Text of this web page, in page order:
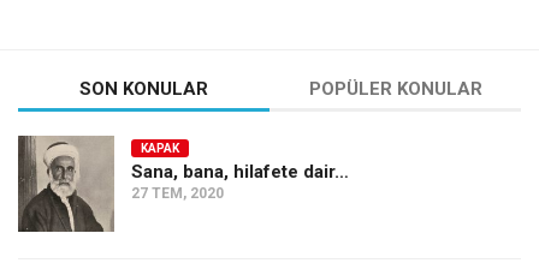
Kategoriler
Kültür Sanat
Kitap
Karisi kitap sualleri
SON KONULAR POPÜLER KONULAR
KAPAK
Sana, bana, hilafete dair…
27 TEM, 2020